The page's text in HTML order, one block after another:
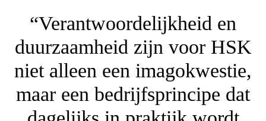
“Verantwoordelijkheid en
duurzaamheid zijn voor HSK
niet alleen een imagokwestie,
maar een bedrijfsprincipe dat
dagelijks in praktijk wordt